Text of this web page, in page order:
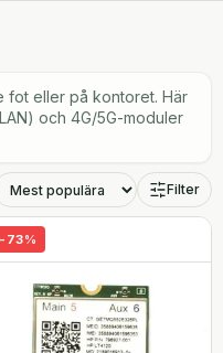
fot eller på kontoret. Här
och 4G/5G-moduler
Filter
- 73%